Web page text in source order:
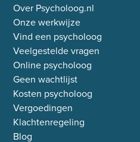
Over Psycholoog.nl
Onze werkwijze
Vind een psycholoog
Veelgestelde vragen
Online psycholoog
Geen wachtlijst
Kosten psycholoog
Vergoedingen
Klachtenregeling
Blog